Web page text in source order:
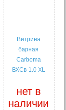
Витрина
барная
Сarboma
ВХСв-1.0 XL
нет в
наличии